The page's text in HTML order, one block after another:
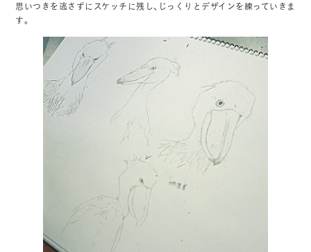
思いつきを逃さずにスケッチに残し、じっくりとデザインを練っていきま
す。